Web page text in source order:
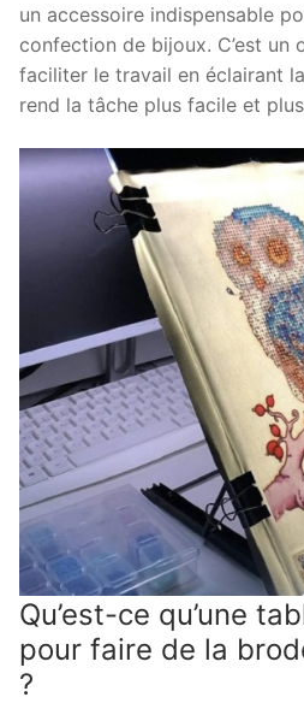
un accessoire indispensable
confection de bijoux. C’est un
faciliter le travail en éclairant
rend la tâche plus facile et
Qu’est-ce qu’une
pour faire de la
?